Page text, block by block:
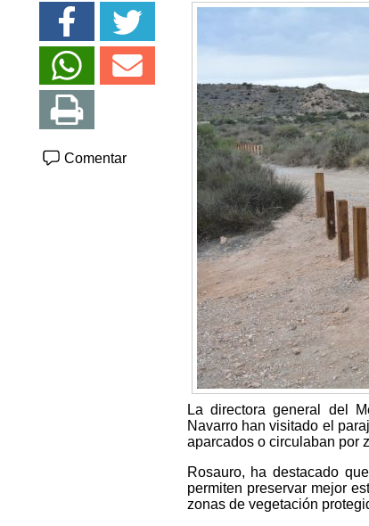
Comentar
La directora general del
Navarro han visitado el
aparcados o circulaban por
Rosauro, ha destacado
permiten preservar mejor
zonas de vegetación